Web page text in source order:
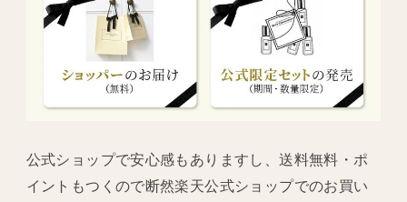
公式ショップで安心感もありますし、送料無料・ポ
イントもつくので断然楽天公式ショップでのお買い